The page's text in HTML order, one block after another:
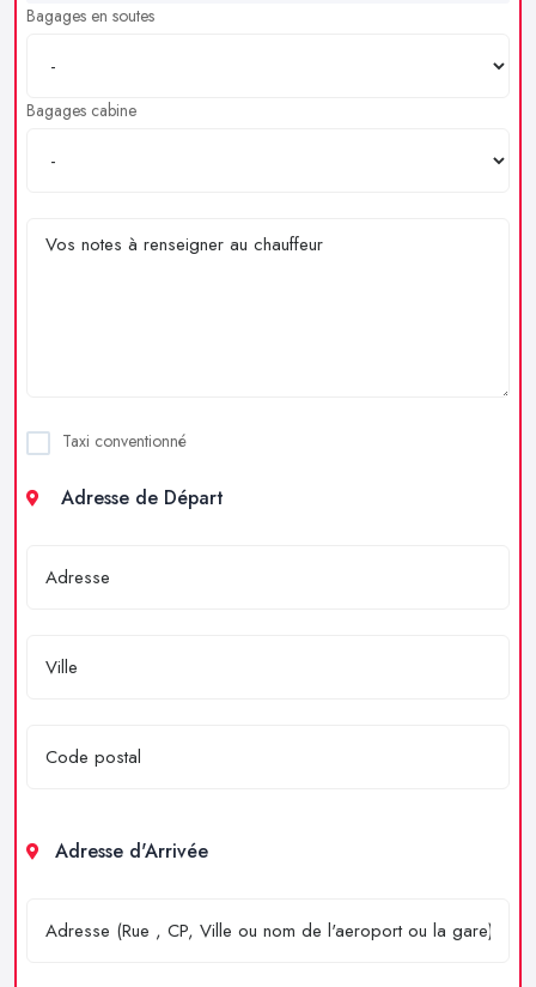
Bagages en soutes
Bagages cabine
Taxi conventionné
Adresse de Départ
Adresse d'Arrivée